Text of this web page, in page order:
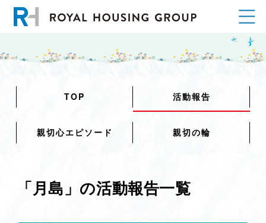
TOP 活動報告
親切心エピソード 親切の輪
「月島」の活動報告一覧